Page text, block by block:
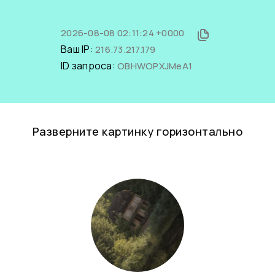
2026-08-08 02:11:24 +0000
Ваш IP: 216.73.217.179
ID запроса: OBHWOPXJMeA1
Разверните картинку горизонтально